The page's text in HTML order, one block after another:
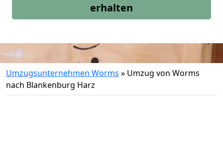
erhalten
Umzugsunternehmen Worms » Umzug von Worms
nach Blankenburg Harz